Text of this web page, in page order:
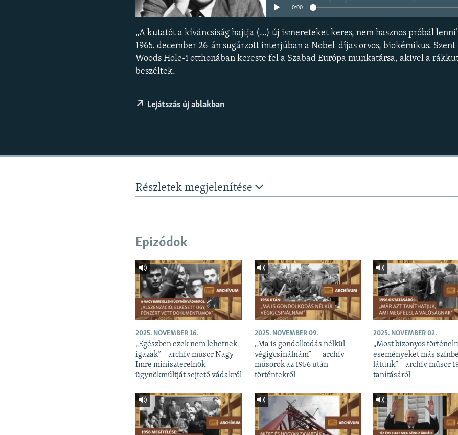
0:00
„A kutatót a kíváncsiság hajtja (…) új ismereteket keres, nem hasznos próbál
1965. december 26-án sugárzott interjúban a Nobel-díjas orvos, biokémikus.
Woods Hole-i otthonában kereste fel a Szabad Európa munkatársa, akivel a
beszéltek.
Lejátszás új ablakban
Részletek megjelenítése
Epizódok
2025. NOVEMBER 16.
„Egészben ezek nem lehetnek
igazak” – archív műsor Nagy
Imre miniszterelnök
ügynökmúltját sejtető vádakról
2025. NOVEMBER 09.
„Ma is gondolkodás nélkül
végigcsinálnám” — archív
műsorok az 1956 után
történtekről
2025. NOVEMBER 02.
„Most bizonyos
eseményeket más
látunk” – archív műsor
tanításáról